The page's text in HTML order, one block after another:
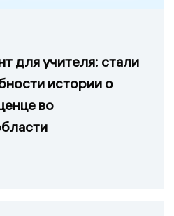
для учителя: стали
истории о
во